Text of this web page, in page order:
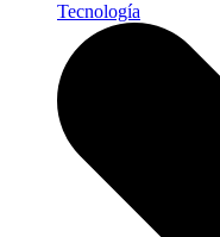
Tecnología